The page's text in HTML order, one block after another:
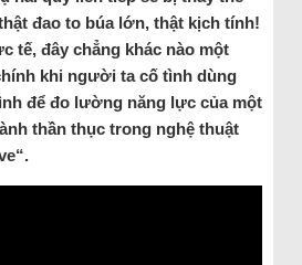
đao to búa lớn, thật kịch tính!
tế, đây chẳng khác nào một
khi người ta cố tình dùng
để đo lường năng lực của một
thần thục trong nghệ thuật